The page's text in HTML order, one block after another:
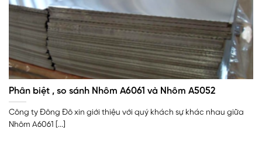
Phân biệt , so sánh Nhôm A6061 và Nhôm A5052
Công ty Đông Đô xin giới thiệu với quý khách sự khác nhau giữa
Nhôm A6061 [...]